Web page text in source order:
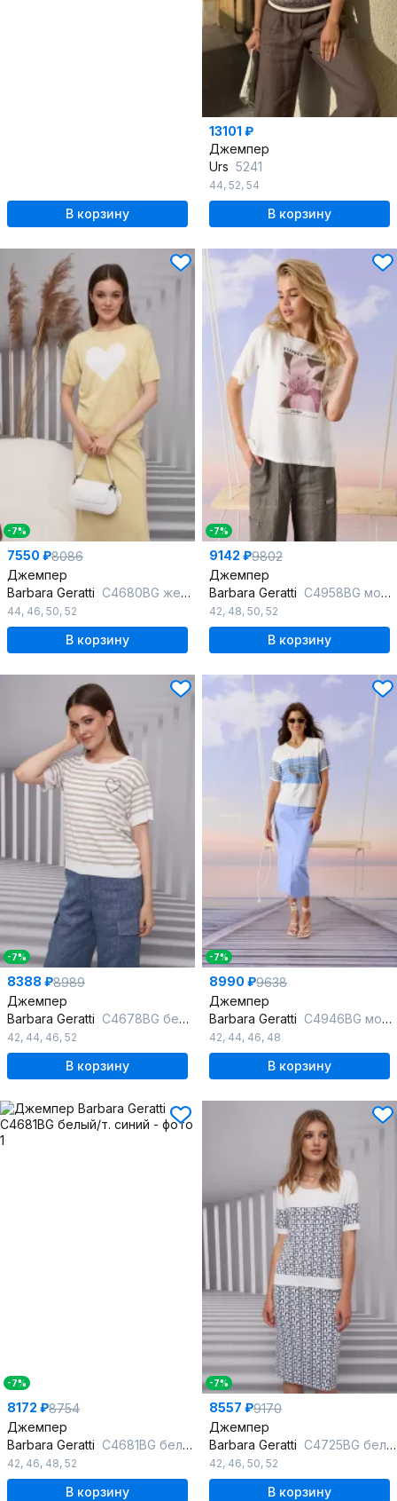
В корзину
13101 ₽
Джемпер
Urs 5241
44, 52, 54
В корзину
-7%
7550 ₽8086
Джемпер
Barbara Geratti С4680BG желтый/белый
44, 46, 50, 52
В корзину
-7%
9142 ₽9802
Джемпер
Barbara Geratti С4958BG молочный/розовый
42, 48, 50, 52
В корзину
-7%
8388 ₽8989
Джемпер
Barbara Geratti С4678BG белый/бежевый
42, 44, 46, 52
В корзину
-7%
8990 ₽9638
Джемпер
Barbara Geratti С4946BG молочн/голубой
42, 44, 46, 48
В корзину
-7%
8172 ₽8754
Джемпер
Barbara Geratti С4681BG белый/т. синий
42, 46, 48, 52
В корзину
-7%
8557 ₽9170
Джемпер
Barbara Geratti С4725BG белый/т.синий
42, 46, 50, 52
В корзину